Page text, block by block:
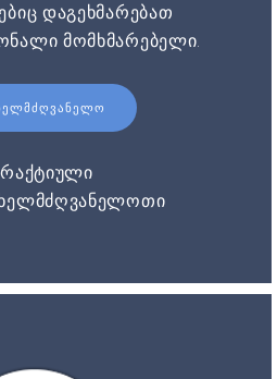
დაგეხმარებათ
მომხმარებელი.